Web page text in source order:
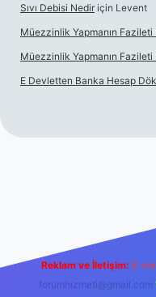
Sıvı Debisi Nedir için Levent
Müezzinlik Yapmanın Fazileti
Müezzinlik Yapmanın Fazileti
E Devletten Banka Hesap
Reklam ve İletişim: E-
forumhizmeti@gmail.com